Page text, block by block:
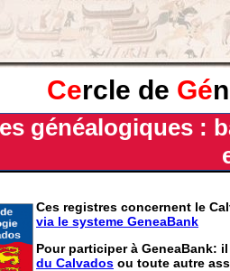
Cercle de Gé
généalogiques :
Ces registres concernent le
via le systeme GeneaBank
Pour participer à GeneaBank:
du Calvados ou toute autre